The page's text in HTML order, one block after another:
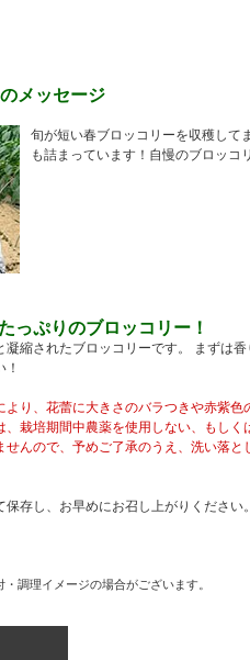
メッセージ
旬が短い春ブロッコリーを収穫して
も詰まっています！自慢のブロッコ
っぷりのブロッコリー！
縮されたブロッコリーです。 まずは
より、花蕾に大きさのバラつきや赤紫
栽培期間中農薬を使用しない、もし
んので、予めご了承のうえ、洗い落と
存し、お早めにお召し上がりください。
調理イメージの場合がございます。